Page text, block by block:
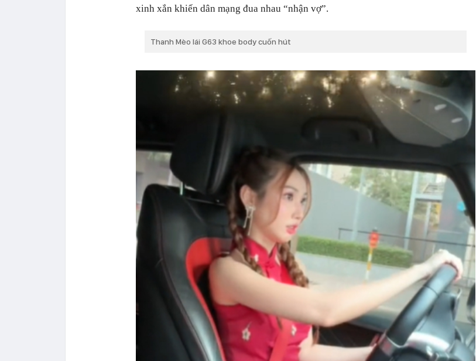
xinh xắn khiến dân mạng đua nhau “nhận vợ”.
Thanh Mèo lái G63 khoe body cuốn hút